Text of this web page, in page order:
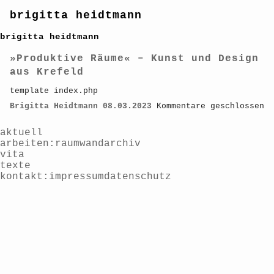
brigitta heidtmann
brigitta heidtmann
»Produktive Räume« – Kunst und Design
aus Krefeld
template index.php
Brigitta Heidtmann 08.03.2023 Kommentare geschlossen
aktuell
arbeiten
raumwandarchiv
vita
texte
kontakt
impressumdatenschutz